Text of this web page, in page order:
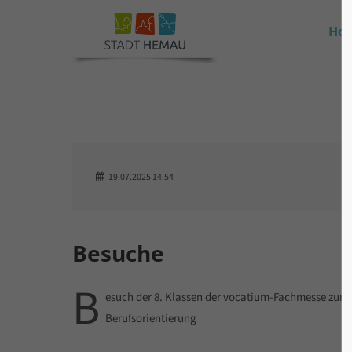
19.07.2025 14:54
Besuche
B esuch der 8. Klassen der vocatium-Fachmesse zur
Berufsorientierung